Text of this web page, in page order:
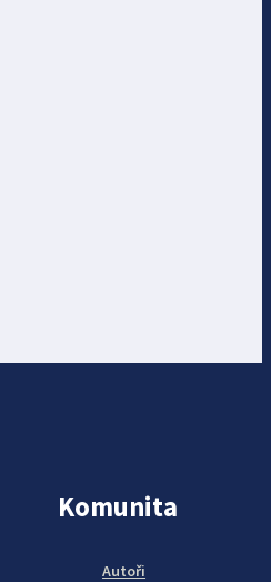
Komunita
Autoři